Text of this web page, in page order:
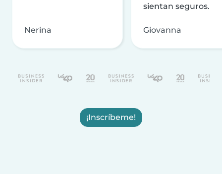
Nerina
sientan seguros.
Giovanna
¡Inscríbeme!